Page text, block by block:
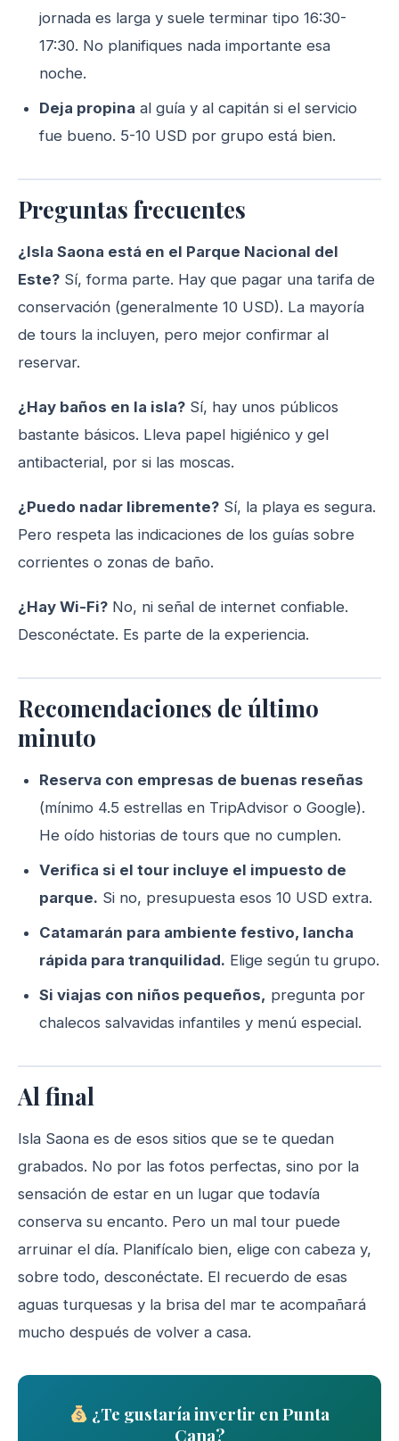
jornada es larga y suele terminar tipo 16:30-
17:30. No planifiques nada importante esa
noche.
Deja propina al guía y al capitán si el servicio
fue bueno. 5-10 USD por grupo está bien.
Preguntas frecuentes
¿Isla Saona está en el Parque Nacional del
Este? Sí, forma parte. Hay que pagar una tarifa de
conservación (generalmente 10 USD). La mayoría
de tours la incluyen, pero mejor confirmar al
reservar.
¿Hay baños en la isla? Sí, hay unos públicos
bastante básicos. Lleva papel higiénico y gel
antibacterial, por si las moscas.
¿Puedo nadar libremente? Sí, la playa es segura.
Pero respeta las indicaciones de los guías sobre
corrientes o zonas de baño.
¿Hay Wi-Fi? No, ni señal de internet confiable.
Desconéctate. Es parte de la experiencia.
Recomendaciones de último
minuto
Reserva con empresas de buenas reseñas
(mínimo 4.5 estrellas en TripAdvisor o Google).
He oído historias de tours que no cumplen.
Verifica si el tour incluye el impuesto de
parque. Si no, presupuesta esos 10 USD extra.
Catamarán para ambiente festivo, lancha
rápida para tranquilidad. Elige según tu grupo.
Si viajas con niños pequeños, pregunta por
chalecos salvavidas infantiles y menú especial.
Al final
Isla Saona es de esos sitios que se te quedan
grabados. No por las fotos perfectas, sino por la
sensación de estar en un lugar que todavía
conserva su encanto. Pero un mal tour puede
arruinar el día. Planifícalo bien, elige con cabeza y,
sobre todo, desconéctate. El recuerdo de esas
aguas turquesas y la brisa del mar te acompañará
mucho después de volver a casa.
¿Te gustaría invertir en Punta
Cana?